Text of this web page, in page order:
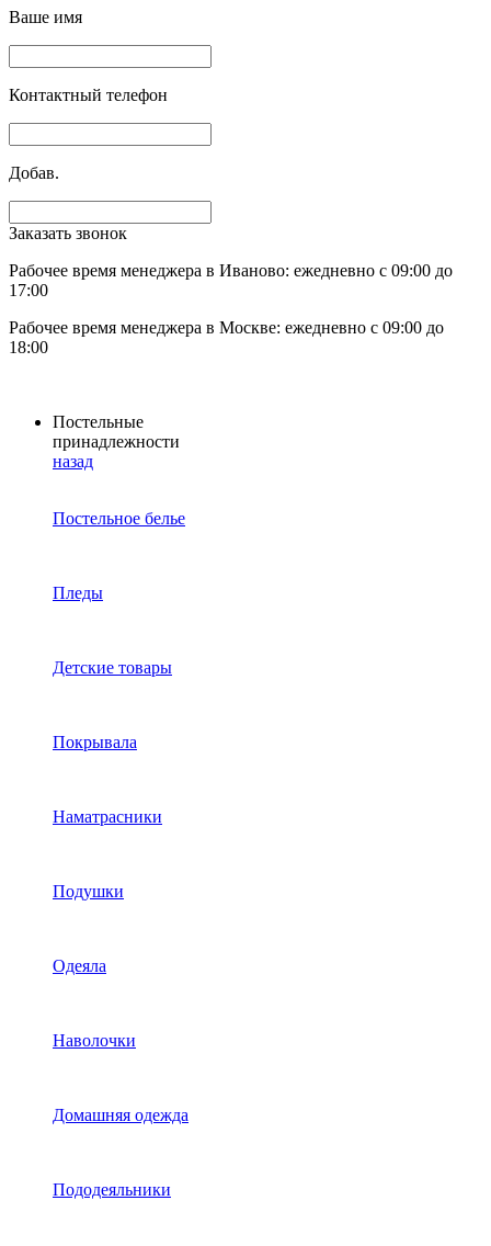
Ваше имя
Контактный телефон
Добав.
Заказать звонок
Рабочее время менеджера в Иваново: ежедневно с 09:00 до
17:00
Рабочее время менеджера в Москве: ежедневно с 09:00 до
18:00
Постельные
принадлежности
назад
Постельное белье
Пледы
Детские товары
Покрывала
Наматрасники
Подушки
Одеяла
Наволочки
Домашняя одежда
Пододеяльники